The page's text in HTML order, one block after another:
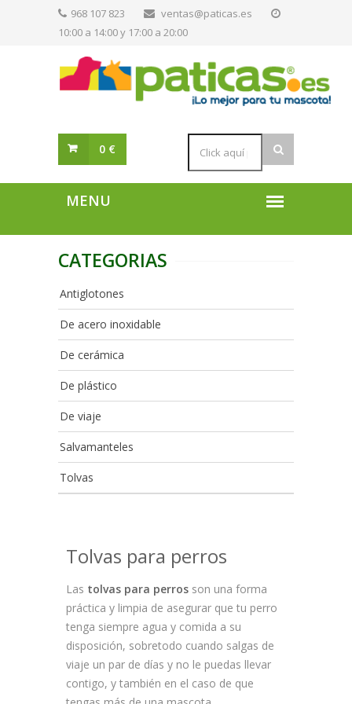
968 107 823
ventas@paticas.es
10:00 a 14:00 y 17:00 a 20:00
0 €
CATEGORIAS
Antiglotones
De acero inoxidable
De cerámica
De plástico
De viaje
Salvamanteles
Tolvas
Tolvas para perros
Las tolvas para perros son una forma
práctica y limpia de asegurar que tu perro
tenga siempre agua y comida a su
disposición, sobretodo cuando salgas de
viaje un par de días y no le puedas llevar
contigo, y también en el caso de que